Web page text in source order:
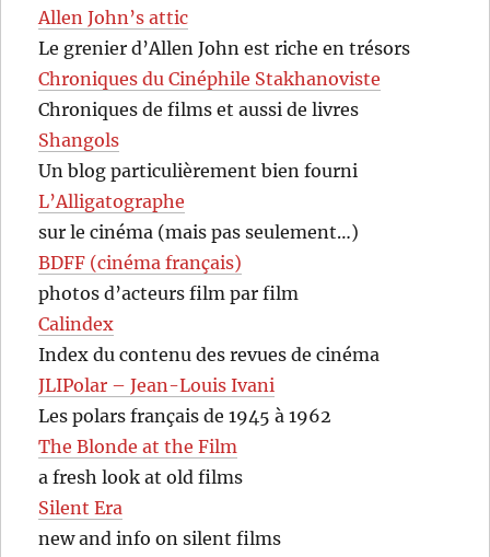
Allen John’s attic
Le grenier d’Allen John est riche en trésors
Chroniques du Cinéphile Stakhanoviste
Chroniques de films et aussi de livres
Shangols
Un blog particulièrement bien fourni
L’Alligatographe
sur le cinéma (mais pas seulement…)
BDFF (cinéma français)
photos d’acteurs film par film
Calindex
Index du contenu des revues de cinéma
JLIPolar – Jean-Louis Ivani
Les polars français de 1945 à 1962
The Blonde at the Film
a fresh look at old films
Silent Era
new and info on silent films